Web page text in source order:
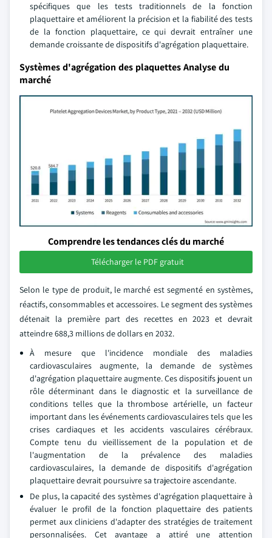
spécifiques que les tests traditionnels de la fonction
plaquettaire et améliorent la précision et la fiabilité des tests
de la fonction plaquettaire, ce qui devrait entraîner une
demande croissante de dispositifs d'agrégation plaquettaire.
Systèmes d'agrégation des plaquettes Analyse du
marché
Comprendre les tendances clés du marché
Télécharger le PDF gratuit
Selon le type de produit, le marché est segmenté en systèmes,
réactifs, consommables et accessoires. Le segment des systèmes
détenait la première part des recettes en 2023 et devrait
atteindre 688,3 millions de dollars en 2032.
À mesure que l'incidence mondiale des maladies
cardiovasculaires augmente, la demande de systèmes
d'agrégation plaquettaire augmente. Ces dispositifs jouent un
rôle déterminant dans le diagnostic et la surveillance de
conditions telles que la thrombose artérielle, un facteur
important dans les événements cardiovasculaires tels que les
crises cardiaques et les accidents vasculaires cérébraux.
Compte tenu du vieillissement de la population et de
l'augmentation de la prévalence des maladies
cardiovasculaires, la demande de dispositifs d'agrégation
plaquettaire devrait poursuivre sa trajectoire ascendante.
De plus, la capacité des systèmes d'agrégation plaquettaire à
évaluer le profil de la fonction plaquettaire des patients
permet aux cliniciens d'adapter des stratégies de traitement
personnalisées. Cet avantage a attiré une attention